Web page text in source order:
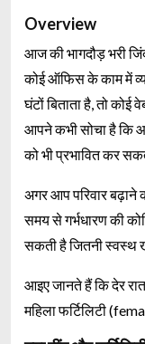
Overview
आज की भागदौड़ भरी
कोई ऑफिस के काम में
घंटों बिताता है, तो
आपने कभी सोचा है कि
को भी प्रभावित कर
अगर आप परिवार बढ़ाने
समय से गर्भधारण की
सकती है जितनी स्वस्थ
आइए जानते हैं कि देर
महिला फर्टिलिटी